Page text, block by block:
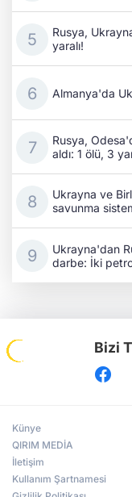
Rusya,
yaralı!
Almanya'da
Rusya,
aldı: 1 ölü, 3
Ukrayna ve
savunma
Ukrayna'dan
darbe: İki
Bizi
Künye
QIRIM MEDİA
İletişim
Kullanım Şartnamesi